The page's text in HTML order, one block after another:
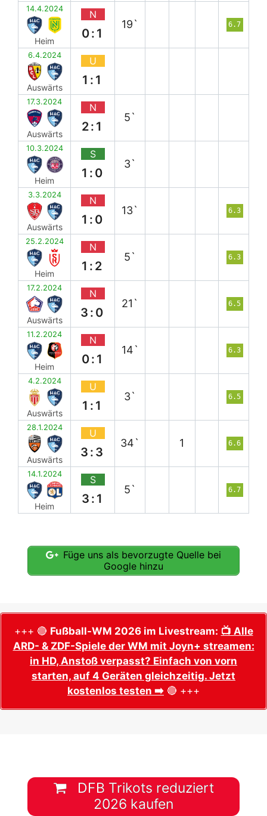
14.4.2024
Heim
N
0:1
19` 6.7
6.4.2024
Auswärts
U
1:1
17.3.2024
Auswärts
N
2:1
5`
10.3.2024
Heim
S
1:0
3`
3.3.2024
Auswärts
N
1:0
13` 6.3
25.2.2024
Heim
N
1:2
5` 6.3
17.2.2024
Auswärts
N
3:0
21` 6.5
11.2.2024
Heim
N
0:1
14` 6.3
4.2.2024
Auswärts
U
1:1
3` 6.5
28.1.2024
Auswärts
U
3:3
34` 1 6.6
14.1.2024
Heim
S
3:1
5` 6.7
Füge uns als bevorzugte Quelle bei
Google hinzu
+++ 🔴 Fußball-WM 2026 im Livestream: 📺 Alle
ARD- & ZDF-Spiele der WM mit Joyn+ streamen:
in HD, Anstoß verpasst? Einfach von vorn
starten, auf 4 Geräten gleichzeitig. Jetzt
kostenlos testen ➡️ 🔴 +++
DFB Trikots reduziert
2026 kaufen